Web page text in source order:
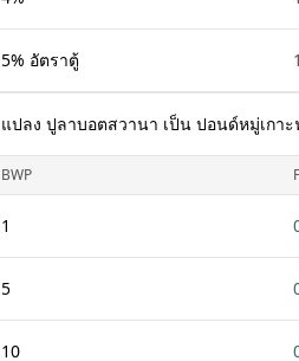
5% อัตราตู้
แปลง ปูลาบอตสวานา เป็น ปอนด์หมู่เกา
BWP
1
5
10